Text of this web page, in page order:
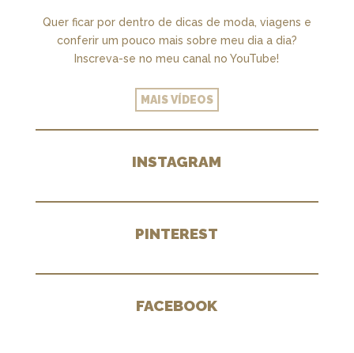
Quer ficar por dentro de dicas de moda, viagens e
conferir um pouco mais sobre meu dia a dia?
Inscreva-se no meu canal no YouTube!
MAIS VÍDEOS
INSTAGRAM
PINTEREST
FACEBOOK